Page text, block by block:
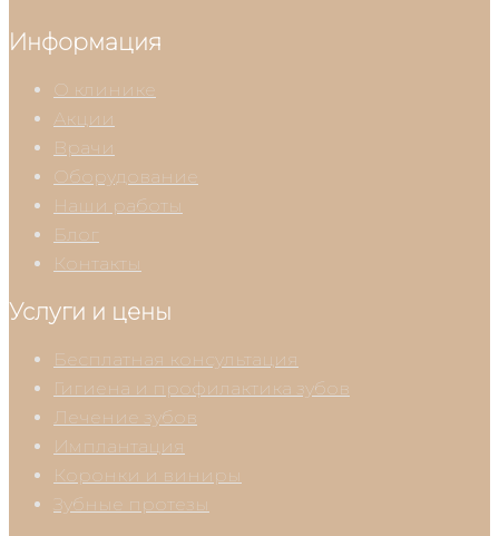
Информация
О клинике
Акции
Врачи
Оборудование
Наши работы
Блог
Контакты
Услуги и цены
Бесплатная консультация
Гигиена и профилактика зубов
Лечение зубов
Имплантация
Коронки и виниры
Зубные протезы